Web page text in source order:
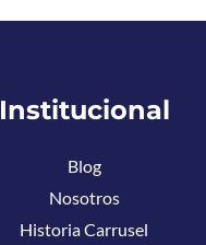
Institucional
Blog
Nosotros
Historia Carrusel